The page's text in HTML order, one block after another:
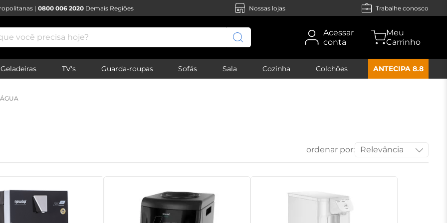
| 0800 006 2020 Demais Regiões Nossas lojas Trabalhe conosco
você precisa hoje?
Acessar
conta
Geladeiras TV's Guarda-roupas Sofás Sala Cozinha Colchões ANTECIPA 8.8
ordenar por: Relevância